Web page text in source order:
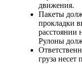
движения.
Пакеты
прокладки
расстоянии
Рулоны
груза несет